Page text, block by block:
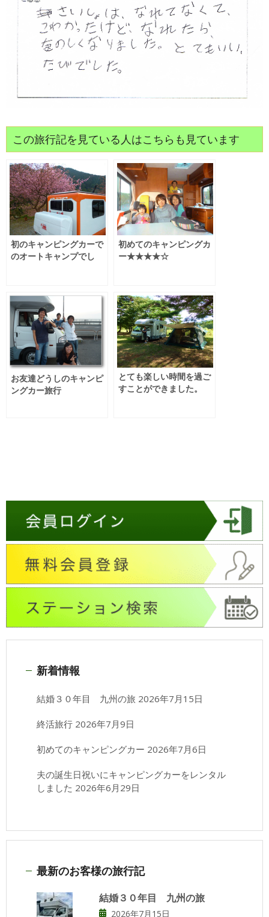
この旅行記を見ている人はこちらも見ています
初のキャンピングカーで
のオートキャンプでし
初めてのキャンピングカ
ー★★★★☆
お友達どうしのキャンピ
ングカー旅行
とても楽しい時間を過ご
すことができました。
新着情報
結婚３０年目 九州の旅 2026年7月15日
終活旅行 2026年7月9日
初めてのキャンピングカー 2026年7月6日
夫の誕生日祝いにキャンピングカーをレンタル
しました 2026年6月29日
最新のお客様の旅行記
結婚３０年目 九州の旅
2026年7月15日